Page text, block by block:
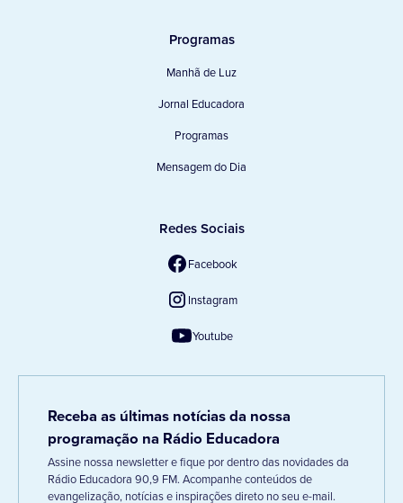
Programas
Manhã de Luz
Jornal Educadora
Programas
Mensagem do Dia
Redes Sociais
Facebook
Instagram
Youtube
Receba as últimas notícias da nossa
programação na Rádio Educadora
Assine nossa newsletter e fique por dentro das novidades da
Rádio Educadora 90,9 FM. Acompanhe conteúdos de
evangelização, notícias e inspirações direto no seu e-mail.